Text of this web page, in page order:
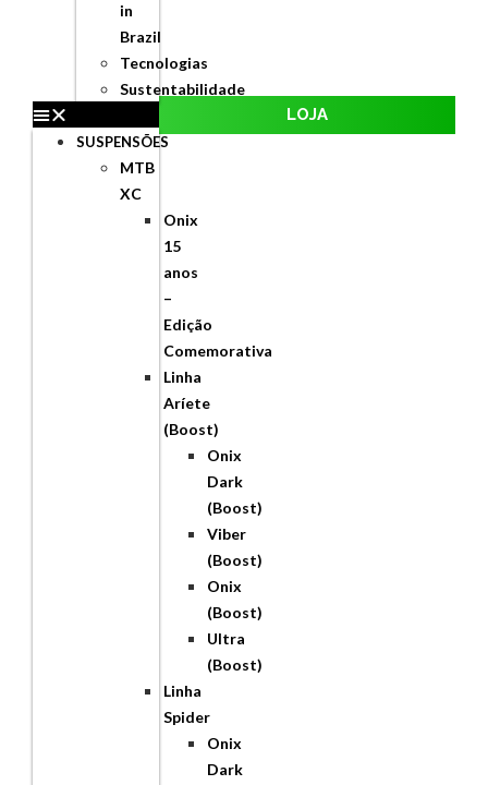
in
Brazil
Tecnologias
Sustentabilidade
SUSPENSÕES
MTB
XC
Onix
15
anos
–
Edição
Comemorativa
Linha
Aríete
(Boost)
Onix
Dark
(Boost)
Viber
(Boost)
Onix
(Boost)
Ultra
(Boost)
Linha
Spider
Onix
Dark
LOJA